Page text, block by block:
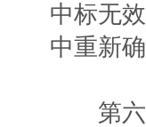
中标无
中重新
第六